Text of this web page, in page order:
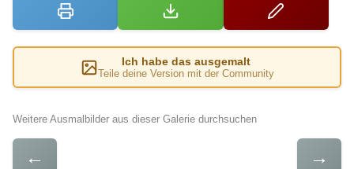
Ich habe das ausgemalt
Teile deine Version mit der Community
Weitere Ausmalbilder aus dieser Galerie durchsuchen
← →